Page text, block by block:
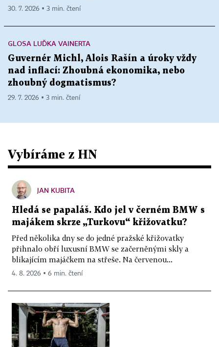
30. 7. 2026 ▪ 3 min. čtení
GLOSA LUĎKA VAINERTA
Guvernér Michl, Alois Rašín a úroky vždy
nad inflací: Zhoubná ekonomika, nebo
zhoubný dogmatismus?
29. 7. 2026 ▪ 3 min. čtení
Vybíráme z HN
JAN KUBITA
Hledá se papaláš. Kdo jel v černém BMW s
majákem skrze „Turkovu“ křižovatku?
Před několika dny se do jedné pražské křižovatky
přihnalo obří luxusní BMW se začerněnými skly a
blikajícím majáčkem na střeše. Na červenou...
4. 8. 2026 ▪ 6 min. čtení